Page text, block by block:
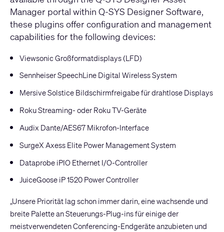
Manager portal within Q-SYS Designer Software,
these plugins offer configuration and management
capabilities for the following devices:
Viewsonic Großformatdisplays (LFD)
Sennheiser SpeechLine Digital Wireless System
Mersive Solstice Bildschirmfreigabe für drahtlose Displays
Roku Streaming- oder Roku TV-Geräte
Audix Dante/AES67 Mikrofon-Interface
SurgeX Axess Elite Power Management System
Dataprobe iPIO Ethernet I/O-Controller
JuiceGoose iP 1520 Power Controller
„Unsere Priorität lag schon immer darin, eine wachsende und
breite Palette an Steuerungs-Plug-ins für einige der
meistverwendeten Conferencing-Endgeräte anzubieten und